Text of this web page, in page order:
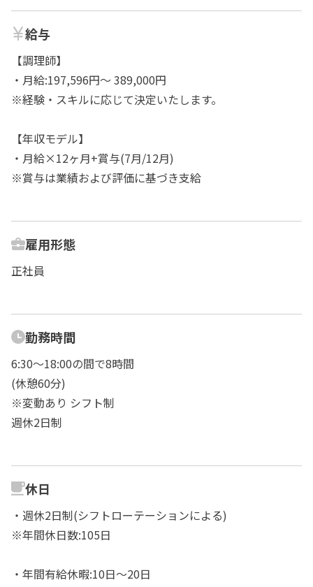
給与
【調理師】
・月給:197,596円～ 389,000円
※経験・スキルに応じて決定いたします。
【年収モデル】
・月給×12ヶ月+賞与(7月/12月)
※賞与は業績および評価に基づき支給
雇用形態
正社員
勤務時間
6:30～18:00の間で8時間
(休憩60分)
※変動あり シフト制
週休2日制
休日
・週休2日制(シフトローテーションによる)
※年間休日数:105日
・年間有給休暇:10日～20日